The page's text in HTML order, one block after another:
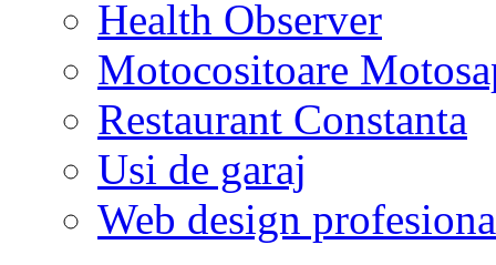
Health Observer
Motocositoare
Restaurant Constanta
Usi de garaj
Web design